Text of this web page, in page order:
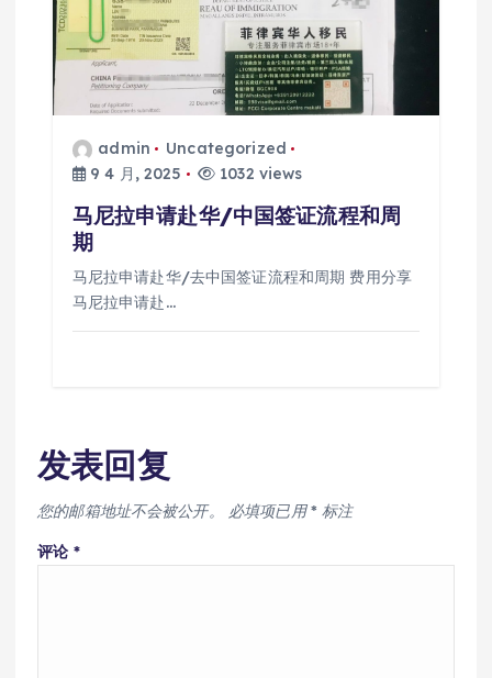
admin
Uncategorized
9 4 月, 2025
1032 views
马尼拉申请赴华/中国签证流程和周
期
马尼拉申请赴华/去中国签证流程和周期 费用分享
马尼拉申请赴…
发表回复
您的邮箱地址不会被公开。 必填项已用* 标注
评论 *